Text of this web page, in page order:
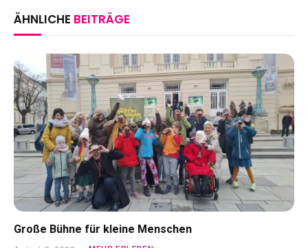
ÄHNLICHE BEITRÄGE
Große Bühne für kleine Menschen